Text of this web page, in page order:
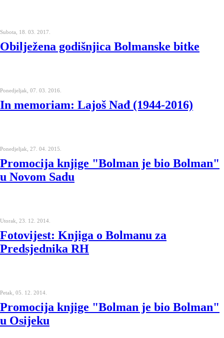
Subota, 18. 03. 2017.
Obilježena godišnjica Bolmanske bitke
Ponedjeljak, 07. 03. 2016.
In memoriam: Lajoš Nađ (1944-2016)
Ponedjeljak, 27. 04. 2015.
Promocija knjige "Bolman je bio Bolman"
u Novom Sadu
Utorak, 23. 12. 2014.
Fotovijest: Knjiga o Bolmanu za
Predsjednika RH
Petak, 05. 12. 2014.
Promocija knjige "Bolman je bio Bolman"
u Osijeku